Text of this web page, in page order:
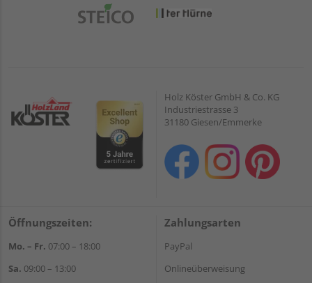
Holz Köster GmbH & Co. KG
Industriestrasse 3
31180 Giesen/Emmerke
Öffnungszeiten:
Mo. – Fr. 07:00 – 18:00
Sa. 09:00 – 13:00
Zahlungsarten
PayPal
Onlineüberweisung